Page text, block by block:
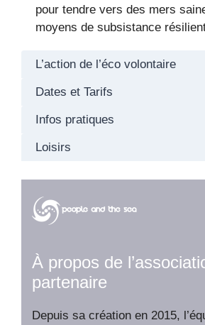
pour tendre vers des mers
moyens de subsistance
L’action de l’éco volontaire
Dates et Tarifs
Infos pratiques
Loisirs
À propos de
partenaire
Depuis sa création en 2015,